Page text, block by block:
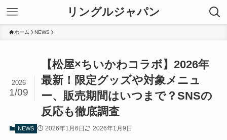
リングルジャパン
ホーム NEWS
【松屋×ちいかわコラボ】2026年
最新！限定グッズや対象メニュ
ー、販売期間はいつまで？SNSの
反応も徹底調査
2026
1/09
NEWS 2026年1月6日 2026年1月9日